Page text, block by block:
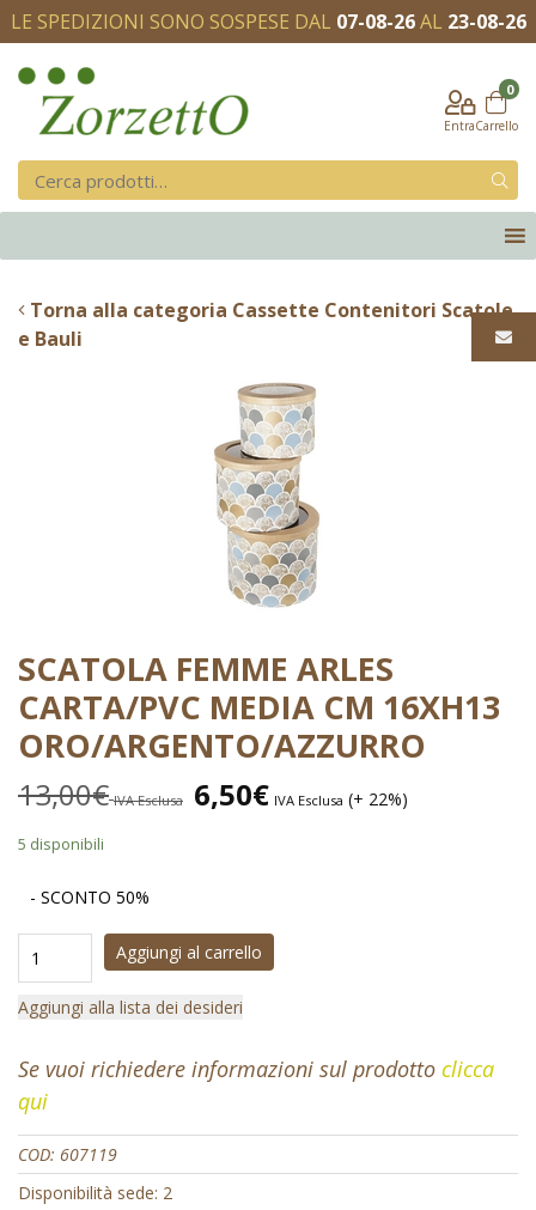
LE SPEDIZIONI SONO SOSPESE DAL 07-08-26AL 23-08-26
Entra
0
Carrello
Torna alla categoria Cassette Contenitori Scatole
e Bauli
SCATOLA FEMME ARLES
CARTA/PVC MEDIA CM 16XH13
ORO/ARGENTO/AZZURRO
13,00€ IVA Esclusa 6,50€ IVA Esclusa (+ 22%)
5 disponibili
- SCONTO 50%
Aggiungi al carrello
Aggiungi alla lista dei desideri
Se vuoi richiedere informazioni sul prodotto clicca
qui
COD: 607119
Disponibilità sede: 2